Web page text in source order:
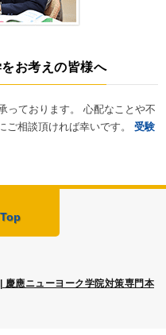
お考えの皆様へ
っております。 心配なことや不
ご相談頂ければ幸いです。 受験
慶應ニューヨーク学院対策専門本